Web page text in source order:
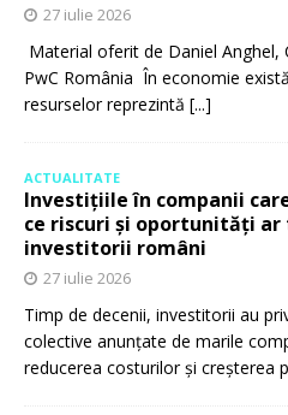
27 iulie 2026
Material oferit de Daniel Anghel,
PwC România În economie
resurselor reprezintă [...]
ACTUALITATE
Investițiile în companii
ce riscuri și oportunități ar
investitorii români
27 iulie 2026
Timp de decenii, investitorii au
colective anunțate de marile
reducerea costurilor și creșterea